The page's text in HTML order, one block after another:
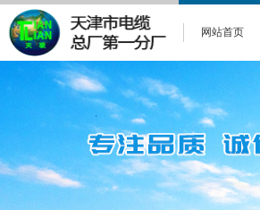
网站首页